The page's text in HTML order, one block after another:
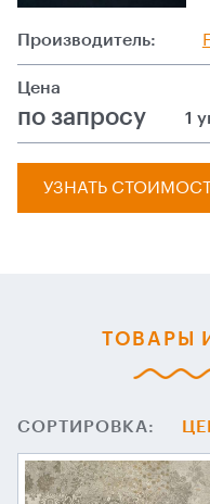
Производитель:
Цена
по запросу 1
УЗНАТЬ
ТОВАРЫ
СОРТИРОВКА: